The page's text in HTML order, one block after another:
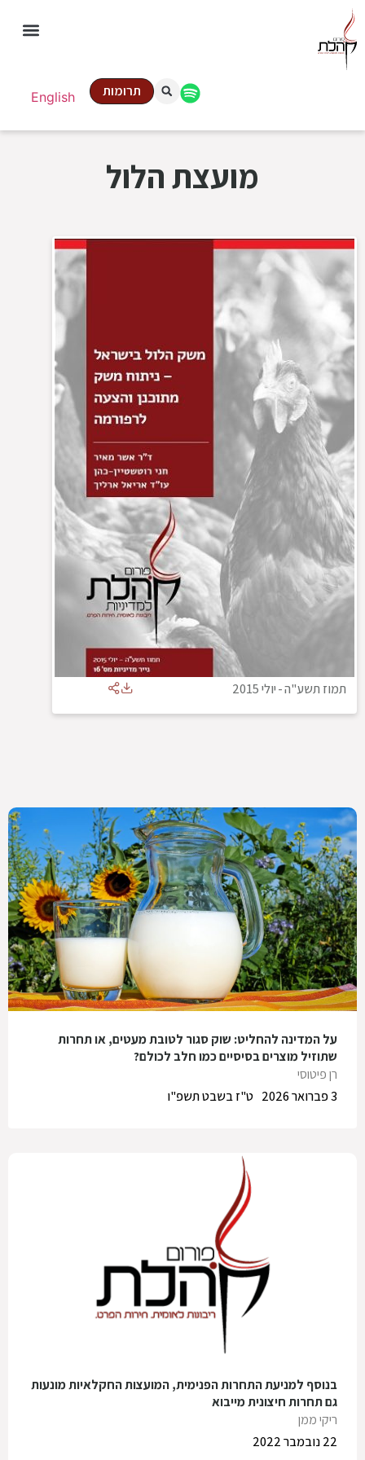
English תרומות
מועצת הלול
תמוז תשע"ה-יולי 2015
על המדינה להחליט: שוק סגור לטובת מעטים, או תחרות
שתוזיל מוצרים בסיסיים כמו חלב לכולם?
רן פיטוסי
ט"ז בשבט תשפ"ו
3 פברואר 2026
בנוסף למניעת התחרות הפנימית, המועצות החקלאיות מונעות
גם תחרות חיצונית מייבוא
ריקי ממן
22 נובמבר 2022